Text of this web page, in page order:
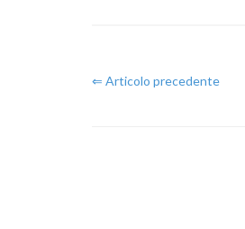
⇐ Articolo precedente